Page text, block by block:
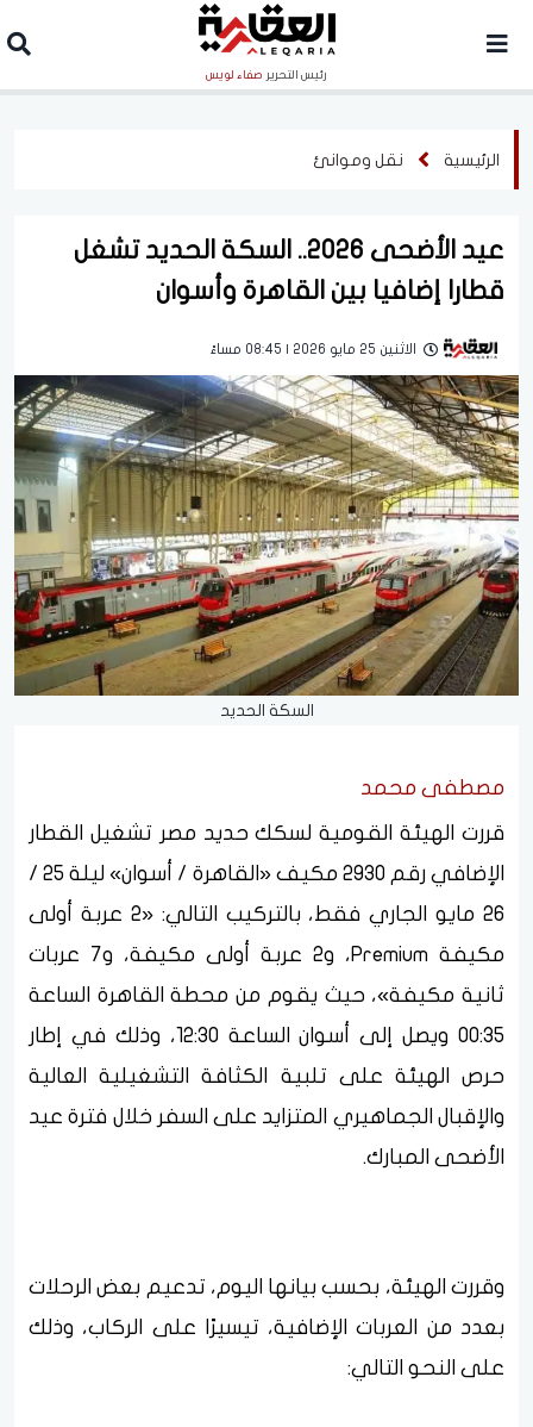
رئيس التحرير صفاء لويس
الرئيسية نقل وموانئ
عيد الأضحى 2026.. السكة الحديد تشغل
قطارا إضافيا بين القاهرة وأسوان
الاثنين 25 مايو 2026 | 08:45 مساءً
السكة الحديد
مصطفى محمد
قررت الهيئة القومية لسكك حديد مصر تشغيل القطار
الإضافي رقم 2930 مكيف «القاهرة / أسوان» ليلة 25 /
26 مايو الجاري فقط، بالتركيب التالي: «2 عربة أولى
مكيفة Premium، و2 عربة أولى مكيفة، و7 عربات
ثانية مكيفة»، حيث يقوم من محطة القاهرة الساعة
00:35 ويصل إلى أسوان الساعة 12:30، وذلك في إطار
حرص الهيئة على تلبية الكثافة التشغيلية العالية
والإقبال الجماهيري المتزايد على السفر خلال فترة عيد
الأضحى المبارك.
وقررت الهيئة، بحسب بيانها اليوم، تدعيم بعض الرحلات
بعدد من العربات الإضافية، تيسيرًا على الركاب، وذلك
على النحو التالي: